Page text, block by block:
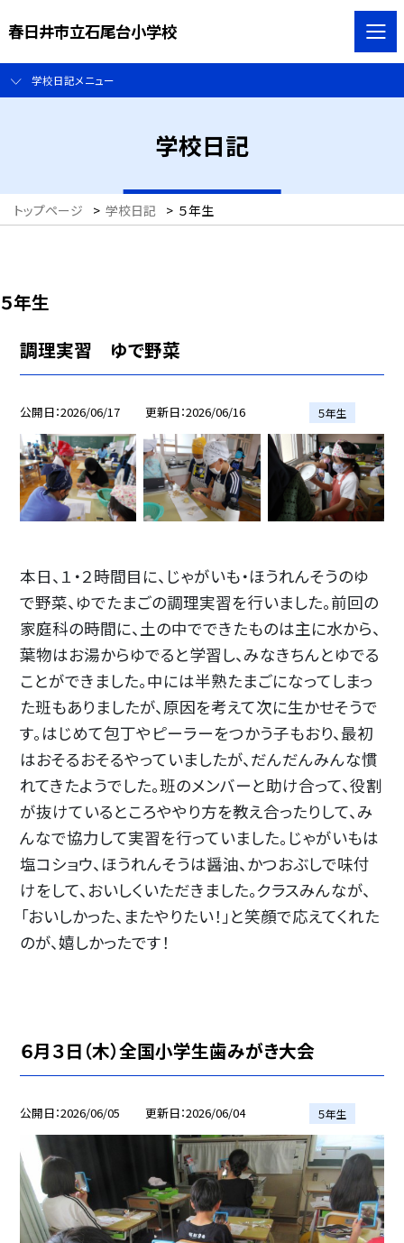
春日井市立石尾台小学校
学校日記メニュー
学校日記
トップページ > 学校日記 > ５年生
５年生
調理実習 ゆで野菜
公開日 2026/06/17 更新日 2026/06/16 ５年生
本日、１・２時間目に、じゃがいも・ほうれんそうのゆ
で野菜、ゆでたまごの調理実習を行いました。前回の
家庭科の時間に、土の中でできたものは主に水から、
葉物はお湯からゆでると学習し、みなきちんとゆでる
ことができました。中には半熟たまごになってしまっ
た班もありましたが、原因を考えて次に生かせそうで
す。はじめて包丁やピーラーをつかう子もおり、最初
はおそるおそるやっていましたが、だんだんみんな慣
れてきたようでした。班のメンバーと助け合って、役割
が抜けているところややり方を教え合ったりして、み
んなで協力して実習を行っていました。じゃがいもは
塩コショウ、ほうれんそうは醤油、かつおぶしで味付
けをして、おいしくいただきました。クラスみんなが、
「おいしかった、またやりたい！」と笑顔で応えてくれた
のが、嬉しかったです！
６月３日（木）全国小学生歯みがき大会
公開日 2026/06/05 更新日 2026/06/04 ５年生